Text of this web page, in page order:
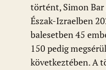
történt, Simon Bar
Észak-Izraelben
balesetben 45
150 pedig
következtében. A